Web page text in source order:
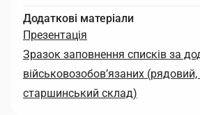
Додаткові матеріали
Презентація
Зразок заповнення списків за
військовозобов’язаних
старшинський склад)